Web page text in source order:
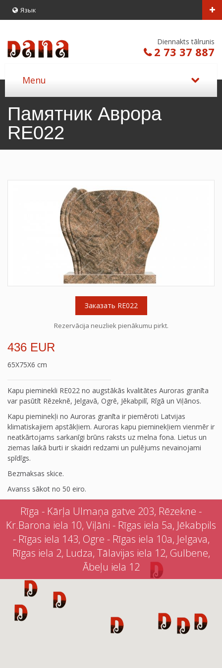
Язык
Diennakts tālrunis
2 73 37 887
Памятник Аврора
RE022
Заказать RE022
Rezervācija neuzliek pienākumu pirkt.
436 EUR
65X75X6 cm
Kapu pieminekli RE022 no augstākās kvalitātes Auroras granīta
var pasūtīt Rēzeknē, Jelgavā, Ogrē, Jēkabpilī, Rīgā un Viļānos.
Kapu pieminekļi no Auroras granīta ir piemēroti Latvijas
klimatiskajiem apstākļiem. Auroras kapu pieminekļiem vienmēr ir
neatkārtojams sarkanīgi brūns raksts uz melna fona. Lietus un
ziemas laikā burti ir skaidri redzami un pulējums nevainojami
spīdīgs.
Bezmaksas skice.
Avanss sākot no 50 eiro.
Rīga - Kārļa Ulmaņa gatve 203, Rēzekne -
Kr.Barona iela 10, Viļāni - Rīgas iela 5a, Jēkabpils
- Rīgas iela 143, Ogre - Rīgas iela 10a, Jelgava,
Rīgas iela 2, Ludza, Tālavijas iela 12, Gulbene,
Ābeļu iela 12